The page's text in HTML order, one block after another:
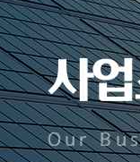
사
Our